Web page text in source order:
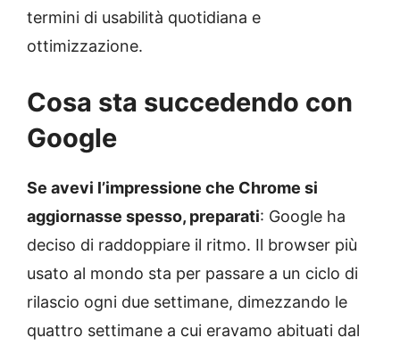
termini di usabilità quotidiana e
ottimizzazione.
Cosa sta succedendo con
Google
Se avevi l’impressione che Chrome si
aggiornasse spesso, preparati: Google ha
deciso di raddoppiare il ritmo. Il browser più
usato al mondo sta per passare a un ciclo di
rilascio ogni due settimane, dimezzando le
quattro settimane a cui eravamo abituati dal